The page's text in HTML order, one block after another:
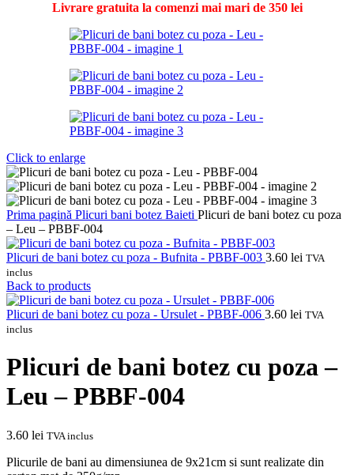
Livrare gratuita la comenzi mai mari de 350 lei
Click to enlarge
Prima pagină Plicuri bani botez Baieti Plicuri de bani botez cu poza
– Leu – PBBF-004
Plicuri de bani botez cu poza - Bufnita - PBBF-003 3.60 lei TVA
inclus
Back to products
Plicuri de bani botez cu poza - Ursulet - PBBF-006 3.60 lei TVA
inclus
Plicuri de bani botez cu poza –
Leu – PBBF-004
3.60 lei TVA inclus
Plicurile de bani au dimensiunea de 9x21cm si sunt realizate din